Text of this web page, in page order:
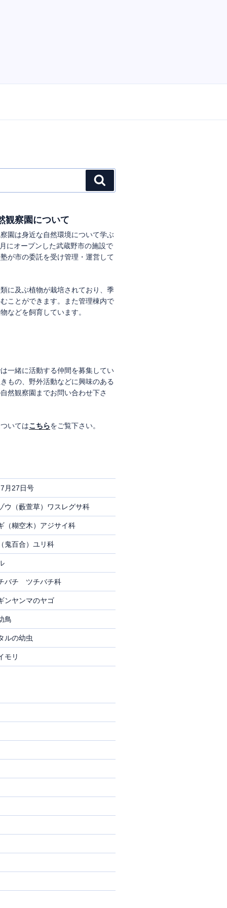
索
観察園について
園は身近な自然環境について学ぶ
にオープンした武蔵野市の施設で
が市の委託を受け管理・運営して
に及ぶ植物が栽培されており、季
ことができます。また管理棟内で
などを飼育しています。
一緒に活動する仲間を募集してい
もの、野外活動などに興味のある
然観察園までお問い合わせ下さ
いてはこちらをご覧下さい。
月27日号
（藪萱草）ワスレグサ科
糊空木）アジサイ科
百合）ユリ科
バチ ツチバチ科
ヤンマのヤゴ
鳥
ルの幼虫
モリ